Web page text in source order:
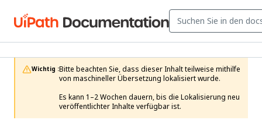
Wichtig :Bitte beachten Sie, dass dieser Inhalt teilweise mithilfe
von maschineller Übersetzung lokalisiert wurde.
Es kann 1–2 Wochen dauern, bis die Lokalisierung neu
veröffentlichter Inhalte verfügbar ist.